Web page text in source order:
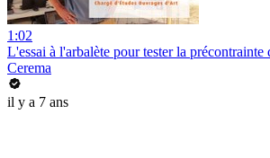
1:02
L'essai à l'arbalète pour tester la précontrainte
Cerema
il y a 7 ans